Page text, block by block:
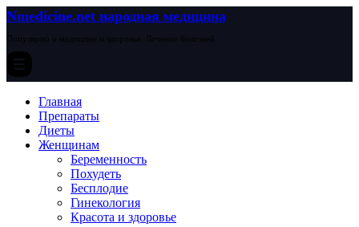
Nmedicine.net народная медицина
Популярно о медицине и здоровье. Лечение болезней
Главная
Препараты
Диеты
Женщинам
Беременность
Похудеть
Бесплодие
Гинекология
Красота и здоровье